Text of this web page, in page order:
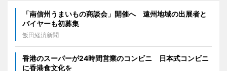
「南信州うまいもの商談会」開催へ 遠州地域の出展者と
バイヤーも初募集
飯田経済新聞
香港のスーパーが24時間営業のコンビニ 日本式コンビニ
に香港食文化を